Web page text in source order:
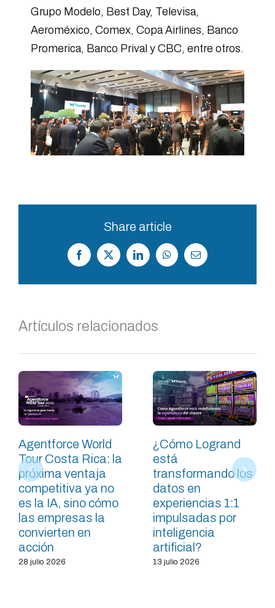
Grupo Modelo, Best Day, Televisa,
Aeroméxico, Comex, Copa Airlines, Banco
Promerica, Banco Prival y CBC, entre otros.
Share article
Facebook
X LinkedInWhatsApp
Correo
electrónico
Artículos relacionados
Agentforce World
Tour Costa Rica: la
próxima ventaja
competitiva ya no
es la IA, sino cómo
las empresas la
convierten en
acción
28 julio 2026
¿Cómo Logrand
está
transformando los
datos en
experiencias 1:1
impulsadas por
inteligencia
artificial?
13 julio 2026